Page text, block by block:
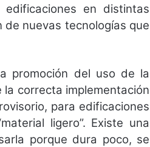
en distintas
nuevas tecnologías que
promoción del uso de la
correcta implementación
para edificaciones
ligero”. Existe una
porque dura poco, se